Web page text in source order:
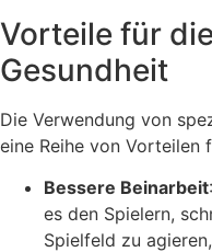
Vorteile für
Gesundheit
Die Verwendung von
eine Reihe von Vorteilen
Bessere Beinarbeit
es den Spielern,
Spielfeld zu